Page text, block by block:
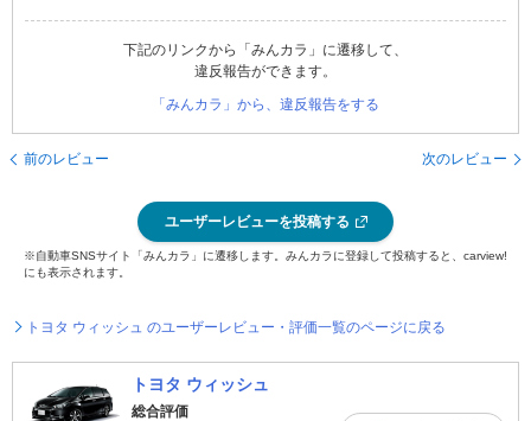
下記のリンクから「みんカラ」に遷移して、
違反報告ができます。
「みんカラ」から、違反報告をする
前のレビュー 次のレビュー
ユーザーレビューを投稿する
※自動車SNSサイト「みんカラ」に遷移します。みんカラに登録して投稿すると、carview!
にも表示されます。
トヨタ ウィッシュ のユーザーレビュー・評価一覧のページに戻る
トヨタ ウィッシュ
総合評価